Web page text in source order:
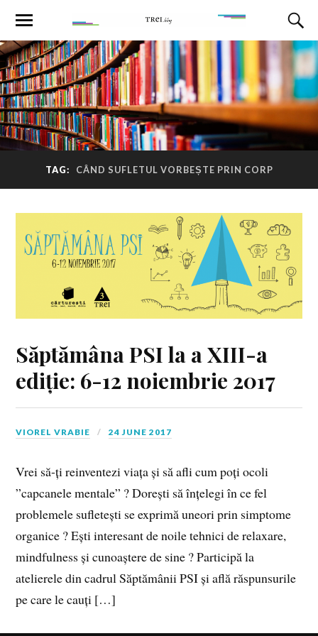
TAG: CÂND SUFLETUL VORBEȘTE PRIN CORP
Săptămâna PSI la a XIII-a
ediție: 6-12 noiembrie 2017
VIOREL VRABIE 24 JUNE 2017
Vrei să-ți reinventezi viața și să afli cum poți ocoli
”capcanele mentale” ? Dorești să înțelegi în ce fel
problemele sufletești se exprimă uneori prin simptome
organice ? Ești interesant de noile tehnici de relaxare,
mindfulness și cunoaștere de sine ? Participă la
atelierele din cadrul Săptămânii PSI și află răspunsurile
pe care le cauți […]